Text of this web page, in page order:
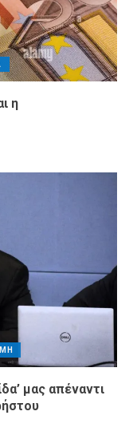
η
μας απέναντι